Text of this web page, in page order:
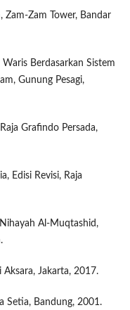
Zam-Zam Tower, Bandar
Berdasarkan Sistem
Gunung Pesagi,
Grafindo Persada,
Edisi Revisi, Raja
Al-Muqtashid,
Aksara, Jakarta, 2017.
Setia, Bandung, 2001.